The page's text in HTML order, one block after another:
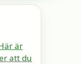
är
att du